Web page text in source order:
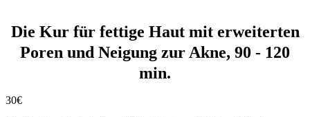
Die Kur für fettige Haut mit erweiterten
Poren und Neigung zur Akne, 90 - 120
min.
30€